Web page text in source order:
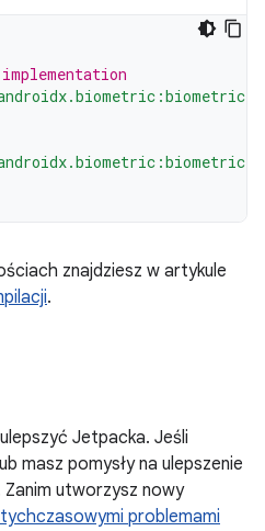
znajdziesz w artykule
.
Jetpacka. Jeśli
masz pomysły na ulepszenie
utworzysz nowy
problemami